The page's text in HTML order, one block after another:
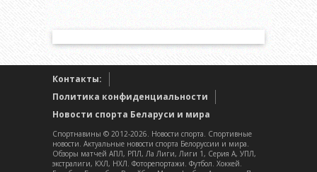
Контакты:
Политика конфиденциальности
Новости спорта Беларуси и мира
Спортнавины © 2012-2026. Новости спорта. Спортивные
новости. Актуальные новости спорта Белоруссии и мира.
Обзоры матчей АПЛ, РПЛ, Ла Лиги, Лиги 1, Серия А, УПЛ,
экстралиги, КХЛ, НХЛ. Фоторепортажи. Футбол. Хоккей.